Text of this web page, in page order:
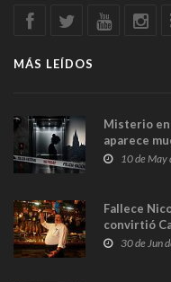
MÁS LEÍDOS
Misterio en
aparece
y las10 de May
Fallece
convirtió
en Madrid
30 de Jun